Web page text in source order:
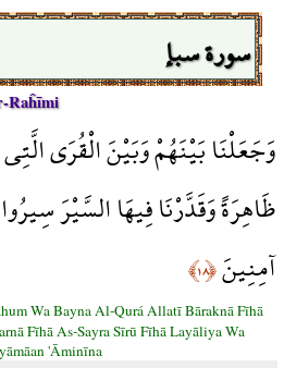
سورة سبإ
Raĥīmi
وَجَعَلْنَا بَيْنَهُمْ وَبَيْنَ الْقُرَى
ظَاهِرَةً وَقَدَّرْنَا فِيهَا السَّيْرَ
آمِنِينَ﴿١٨﴾
Wa Bayna Al-Qurá Allatī Bāraknā Fīhā
Fīhā As-Sayra Sīrū Fīhā Layāliya Wa
'Āminīna